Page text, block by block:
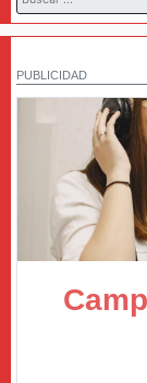
PUBLICIDAD